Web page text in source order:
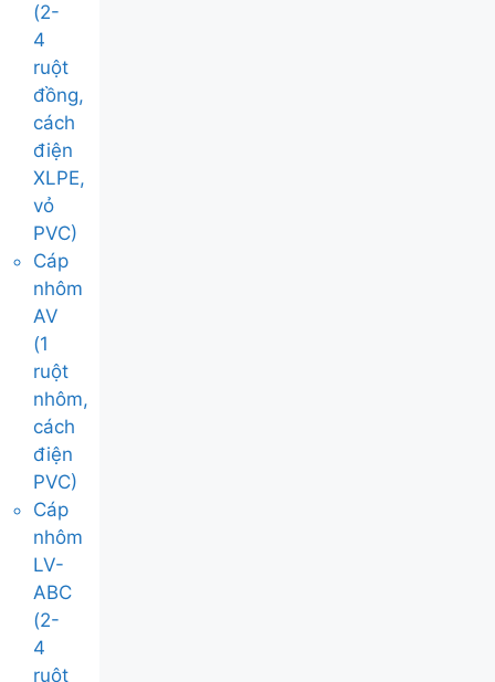
(2-
4
ruột
đồng,
cách
điện
XLPE,
vỏ
PVC)
Cáp
nhôm
AV
(1
ruột
nhôm,
cách
điện
PVC)
Cáp
nhôm
LV-
ABC
(2-
4
ruột